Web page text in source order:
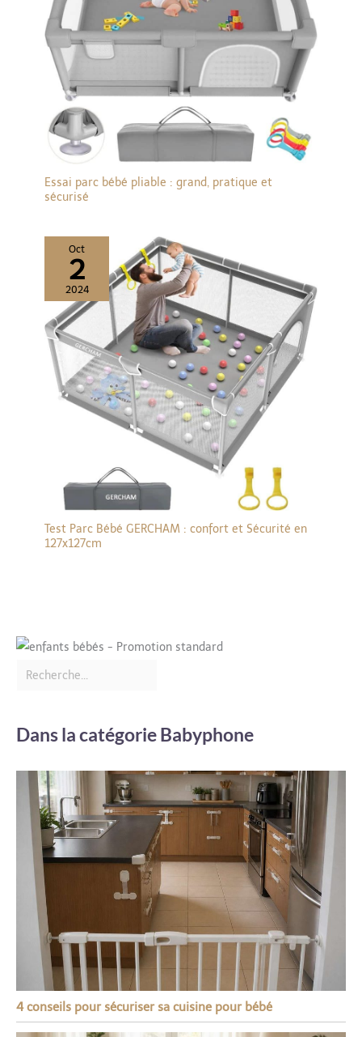
faible luminosité, la caméra passe automatiquement en mode
vision nocturne infrarouge, affichant une image en noir et blanc,
ce qui est un fonctionnement normal de l’appareil.
Essai parc bébé pliable : grand, pratique et
sécurisé
Oct
2
2024
Test Parc Bébé GERCHAM : confort et Sécurité en
127x127cm
Dans la catégorie Babyphone
4 conseils pour sécuriser sa cuisine pour bébé